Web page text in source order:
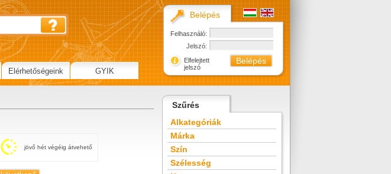
jövő hét végéig átvehető
Szűrés
Alkategóriák
Márka
Szín
Szélesség
Belépés
Felhasználó:
Jelszó:
Elfelejtett
jelszó
Elérhetőségeink GYIK